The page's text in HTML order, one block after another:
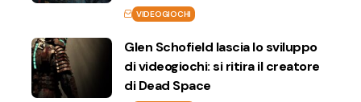
VIDEOGIOCHI
Glen Schofield lascia lo sviluppo
di videogiochi: si ritira il creatore
di Dead Space